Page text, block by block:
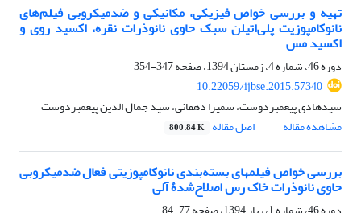
تهیه و بررسی خواص فیزیکی، مکانیکی و ضدمیکروبی فیلم‌های
نانوکامپوزیت پلی‌اتیلن سبک حاوی نانوذرات نقره، اکسید روی و
اکسید مس
دوره 46، شماره 4، زمستان 1394، صفحه
347-354
10.22059/ijbse.2015.57340
سیدهادی پیغمبردوست، سمیرا دهقانی، سید جمال الدین پیغمبردوست
مشاهده مقاله
اصل مقاله 800.84 K
بررسی خواص فیلم‏های بسته‌بندی نانوکامپوزیتی فعال ضدمیکروبی
حاوی نانوذرات خاک ‌رس اصلاح‌شدۀ آلی